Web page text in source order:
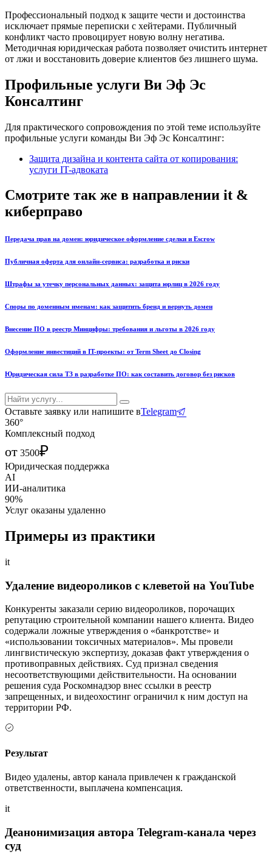
Профессиональный подход к защите чести и достоинства
исключает прямые переписки с хейтерами. Публичный
конфликт часто провоцирует новую волну негатива.
Методичная юридическая работа позволяет очистить интернет
от лжи и восстановить доверие клиентов без лишнего шума.
Профильные услуги Ви Эф Эс
Консалтинг
Для практического сопровождения по этой теме используйте
профильные услуги команды Ви Эф Эс Консалтинг:
Защита дизайна и контента сайта от копирования:
услуги IT-адвоката
Смотрите так же в направлении it &
киберправо
Передача прав на домен: юридическое оформление сделки и Escrow
Публичная оферта для онлайн-сервиса: разработка и риски
Штрафы за утечку персональных данных: защита юрлиц в 2026 году
Споры по доменным именам: как защитить бренд и вернуть домен
Внесение ПО в реестр Минцифры: требования и льготы в 2026 году
Оформление инвестиций в IT-проекты: от Term Sheet до Closing
Юридическая сила ТЗ в разработке ПО: как составить договор без рисков
Оставьте заявку или напишите вTelegram
360°
Комплексный подход
от 3500₽
Юридическая поддержка
AI
ИИ-аналитика
90%
Услуг оказаны удаленно
Примеры из практики
it
Удаление видеороликов с клеветой на YouTube
Конкуренты заказали серию видеороликов, порочащих
репутацию строительной компании нашего клиента. Видео
содержали ложные утверждения о «банкротстве» и
«использовании токсичных материалов». Мы провели
лингвистическую экспертизу, доказав факт утверждения о
противоправных действиях. Суд признал сведения
несоответствующими действительности. На основании
решения суда Роскомнадзор внес ссылки в реестр
запрещенных, и видеохостинг ограничил к ним доступ на
территории РФ.
Результат
Видео удалены, автор канала привлечен к гражданской
ответственности, выплачена компенсация.
it
Деанонимизация автора Telegram-канала через
суд